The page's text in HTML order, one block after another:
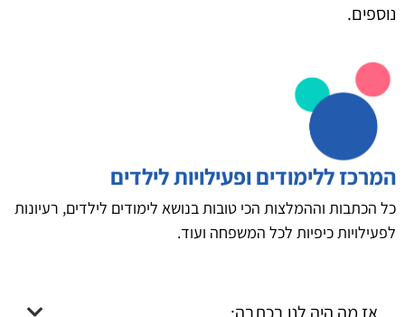
נוספים.
המרכז ללימודים ופעילויות לילדים
כל הכתבות וההמלצות הכי טובות בנושא לימודים לילדים, רעיונות
לפעילויות כיפיות לכל המשפחה ועוד.